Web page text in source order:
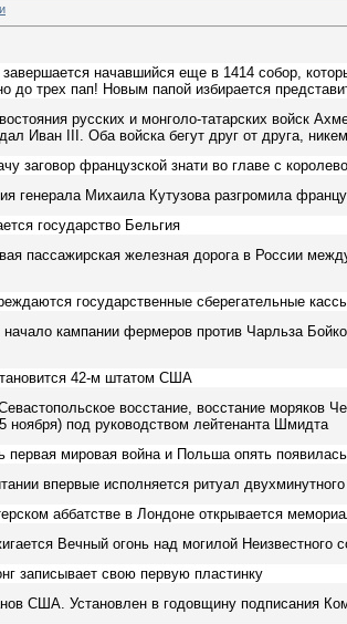
начавшийся еще в 1414 собор,
до трех пап! Новым папой избирается
русских и монголо-татарских войск
Иван III. Оба войска бегут друг от друга,
заговор французской знати во главе с
генерала Михаила Кутузова разгромила
государство Бельгия
пассажирская железная дорога в России
государственные сберегательные
кампании фермеров против Чарльза
42-м штатом США
восстание, восстание моряков
ноября) под руководством лейтенанта Шмидта
первая мировая война и Польша опять
впервые исполняется ритуал
аббатстве в Лондоне открывается
Вечный огонь над могилой Неизвестного
записывает свою первую пластинку
США. Установлен в годовщину подписания